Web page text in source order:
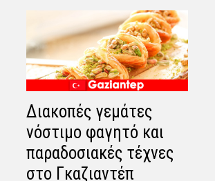
Διακοπές γεμάτες
νόστιμο φαγητό και
παραδοσιακές τέχνες
στο Γκαζιαντέπ